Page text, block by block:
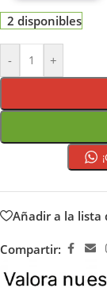
2 disponibles
- +
Añadir a la lista
Compartir: